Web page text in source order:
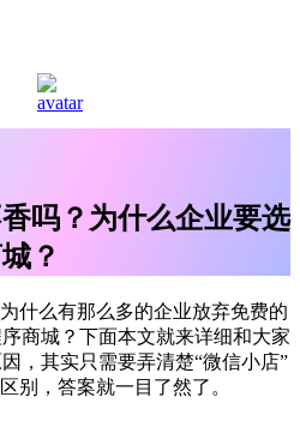
吗？为什么企业要选
？
什么有那么多的企业放弃免费的
商城？下面本文就来详细和大家
，其实只需要弄清楚“微信小店”
别，答案就一目了然了。